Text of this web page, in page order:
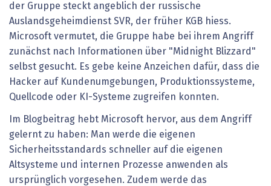
der Gruppe steckt angeblich der russische
Auslandsgeheimdienst SVR, der früher KGB hiess.
Microsoft vermutet, die Gruppe habe bei ihrem Angriff
zunächst nach Informationen über "Midnight Blizzard"
selbst gesucht. Es gebe keine Anzeichen dafür, dass die
Hacker auf Kundenumgebungen, Produktionssysteme,
Quellcode oder KI-Systeme zugreifen konnten.
Im Blogbeitrag hebt Microsoft hervor, aus dem Angriff
gelernt zu haben: Man werde die eigenen
Sicherheitsstandards schneller auf die eigenen
Altsysteme und internen Prozesse anwenden als
ursprünglich vorgesehen. Zudem werde das